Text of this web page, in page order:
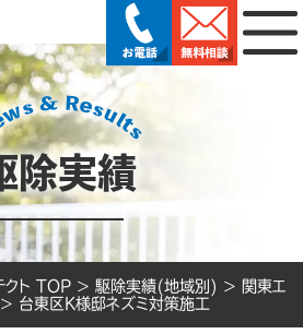
除実績
クト TOP > 駆除実績(地域別) > 関東エ
> 台東区K様邸ネズミ対策施工